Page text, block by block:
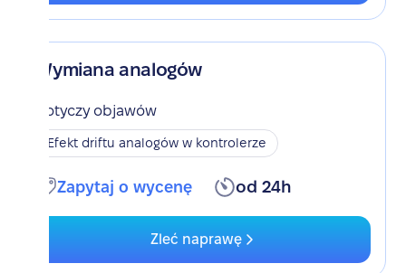
Wymiana analogów
Dotyczy objawów
Efekt driftu analogów w kontrolerze
Zapytaj o wycenę od 24h
Zleć naprawę